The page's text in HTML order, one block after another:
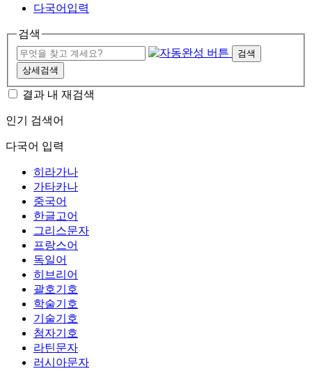
다국어입력
검색
검색
상세검색
결과 내 재검색
인기 검색어
다국어 입력
히라가나
가타카나
중국어
한글고어
그리스문자
프랑스어
독일어
히브리어
괄호기호
학술기호
기술기호
첨자기호
라틴문자
러시아문자